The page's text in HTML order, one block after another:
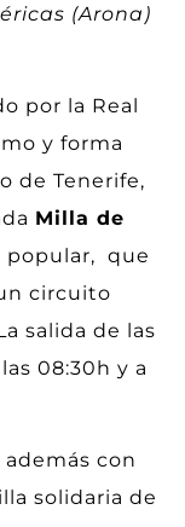
(Arona)
por la Real
y forma
de Tenerife,
Milla de
popular, que
circuito
salida de las
08:30h y a
con
solidaria de